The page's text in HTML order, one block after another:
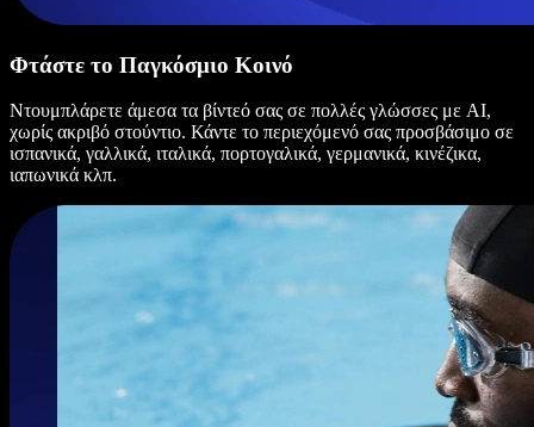
Φτάστε το Παγκόσμιο Κοινό
Ντουμπλάρετε άμεσα τα βίντεό σας σε πολλές γλώσσες με AI,
χωρίς ακριβό στούντιο. Κάντε το περιεχόμενό σας προσβάσιμο σε
ισπανικά, γαλλικά, ιταλικά, πορτογαλικά, γερμανικά, κινέζικα,
ιαπωνικά κλπ.